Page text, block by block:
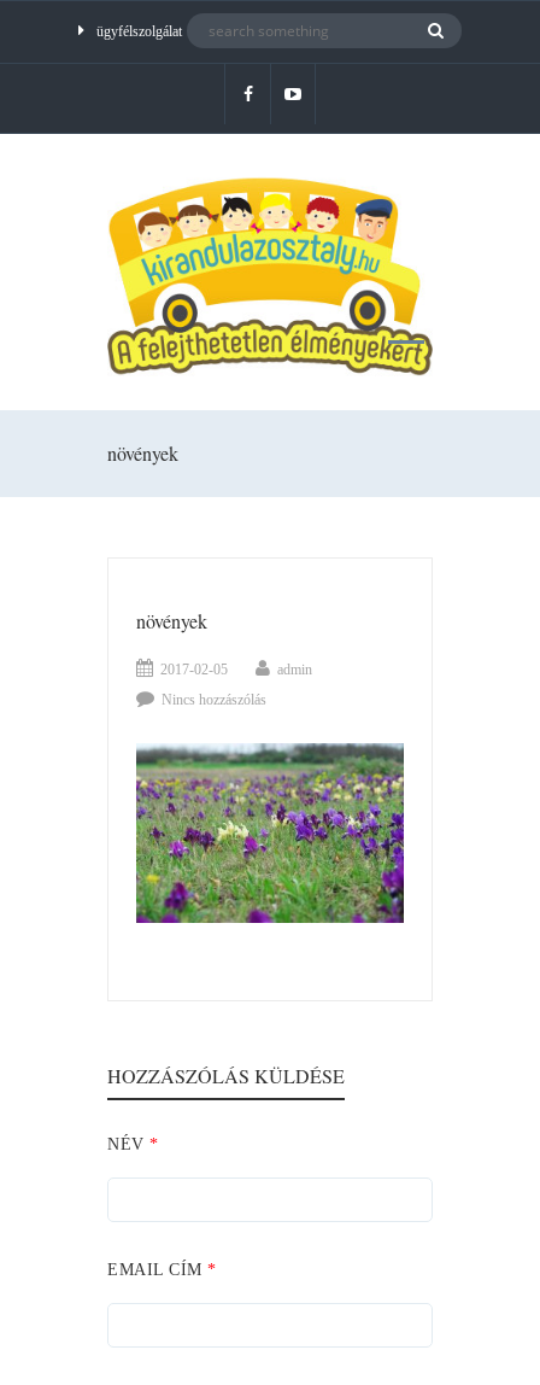
ügyfélszolgálat
növények
növények
2017-02-05
admin
Nincs hozzászólás
HOZZÁSZÓLÁS KÜLDÉSE
NÉV *
EMAIL CÍM *